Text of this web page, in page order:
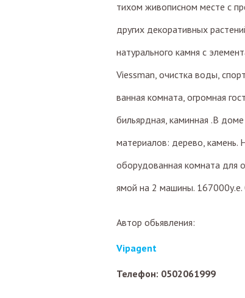
тихом живописном месте с
других декоративных
натурального камня с
Viessman, очистка воды,
ванная комната, огромная
бильярдная, каминная .В
материалов: дерево, камень.
оборудованная комната для
ямой на 2 машины.
Автор обьявления:
Vipagent
Телефон: 0502061999